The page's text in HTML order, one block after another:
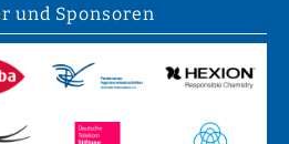
und Sponsoren